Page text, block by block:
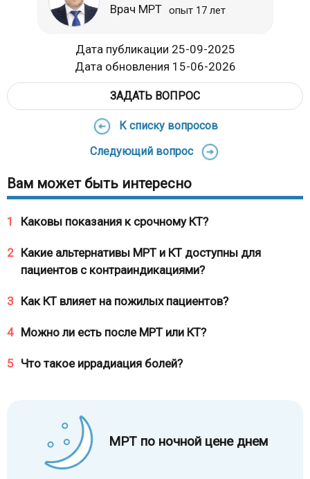
МРТ по ночной цене днем
Врач МРТ опыт 17 лет
Дата публикации 25-09-2025
Дата обновления 15-06-2026
ЗАДАТЬ ВОПРОС
К списку вопросов
Следующий вопрос
Вам может быть интересно
1 Каковы показания к срочному КТ?
2 Какие альтернативы МРТ и КТ доступны для
пациентов с контраиндикациями?
3 Как КТ влияет на пожилых пациентов?
4 Можно ли есть после МРТ или КТ?
5 Что такое иррадиация болей?